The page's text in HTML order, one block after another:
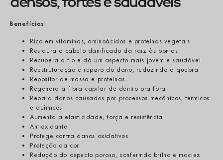
Benefícios:
Rico em vitaminas, aminoácidos e proteínas vegetais
Restaura o cabelo danificado da raiz às pontas
Recupera o fio e dá um aspecto mais jovem e saudável
Reestruturação e reparo do dano, reduzindo a quebra
Repositor de massa e proteínas
Regenera a fibra capilar de dentro pra fora
Repara danos causados ​​por processos mecânicos, térmicos
e químicos
Aumenta a elasticidade, força e resistência
Antioxidante
Protege contra danos oxidativos
Proteção da cor
Redução do aspecto poroso, conferindo brilho e maciez